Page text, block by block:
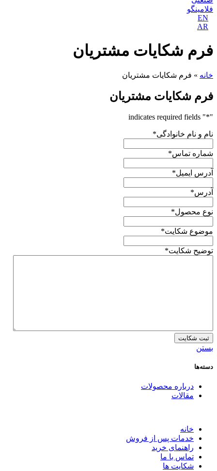
EN
AR
فرم شکایات مشتریان
خانه » فرم شکایات مشتریان
فرم شکایات مشتریان
"
*
" indicates required fields
نام و نام خانوادگی*
شماره تماس*
آدرس ایمیل*
آدرس*
نوع محصول*
موضوع شکایت*
توضیح شکایت*
بستن
دسته‌ها
درباره محصولات
مقالات
خانه
خدمات پس از فروش
راهنمای خرید
تماس با ما
شکایت ها